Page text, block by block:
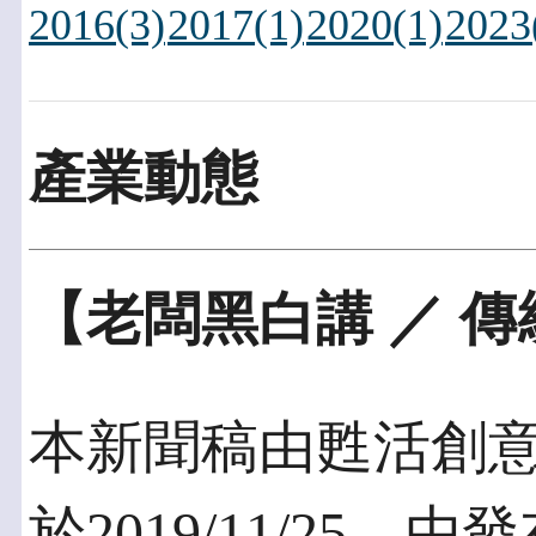
2016(3)2017(1)2020(1)
產業動態
【老闆黑白講 ／
本新聞稿由甦活創